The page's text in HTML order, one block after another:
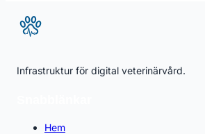
Infrastruktur för digital veterinärvård.
Hem